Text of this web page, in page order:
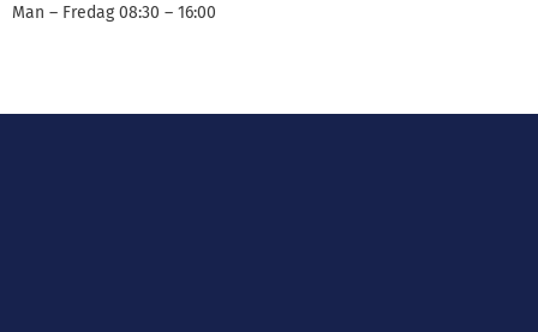
Man – Fredag 08:30 – 16:00